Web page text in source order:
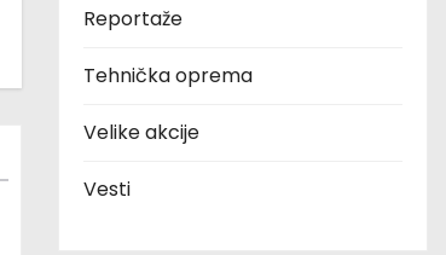
Reportaže
Tehnička oprema
Velike akcije
Vesti